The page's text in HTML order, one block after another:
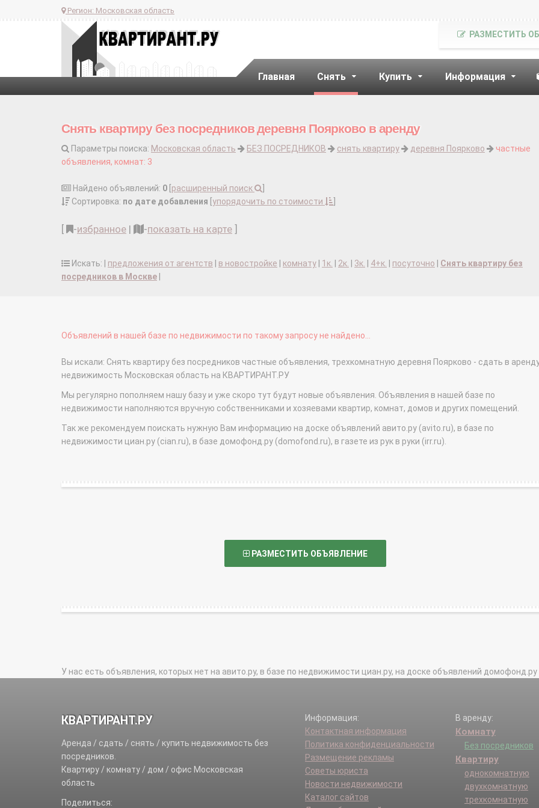
Регион: Московская область
Главная Снять Купить Информация
РАЗМЕСТИТЬ
Снять квартиру без посредников деревня Поярково в аренду
Параметры поиска: Московская область БЕЗ ПОСРЕДНИКОВ снять квартиру деревня Поярково
частные
объявления, комнат: 3
Найдено объявлений: 0 расширенный поиск
Сортировка: по дате добавления упорядочить по стоимости
-избранное | -показать на карте
Искать: | предложения от агентств в новостройке комнату 1к. 2к. 3к. 4+к. посуточно
Снять квартиру без
посредников в Москве
Объявлений в нашей базе по недвижимости по такому запросу не найдено...
Вы искали: Снять квартиру без посредников частные объявления, трехкомнатную деревня Поярково - сдать в
недвижимость Московская область на КВАРТИРАНТ.РУ
Мы регулярно пополняем нашу базу и уже скоро тут будут новые объявления. Объявления в нашей базе по
недвижимости наполняются вручную собственниками и хозяевами квартир, комнат, домов и других помещений.
Так же рекомендуем поискать нужную Вам информацию на доске объявлений авито.ру (avito.ru), в базе по
недвижимости циан.ру (cian.ru), в базе домофонд.ру (domofond.ru), в газете из рук в руки (irr.ru).
РАЗМЕСТИТЬ ОБЪЯВЛЕНИЕ
У нас есть объявления, которых нет на авито.ру, в базе по недвижимости циан.ру, на доске объявлений домофонд.ру
КВАРТИРАНТ.РУ
Аренда / сдать / снять / купить недвижимость без
посредников.
Квартиру / комнату / дом / офис Московская
область
Поделиться:
Информация:
Контактная информация
Политика конфиденциальности
Размещение рекламы
Советы юриста
Новости недвижимости
Каталог сайтов
В аренду:
Комнату
Без посредников
Квартиру
однокомнатную
двухкомнатную
трехкомнатную